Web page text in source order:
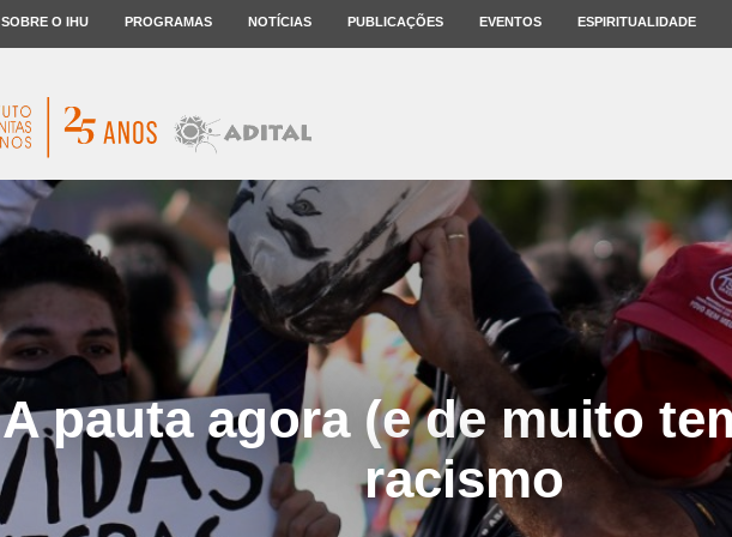
SOBRE O IHU PROGRAMAS NOTÍCIAS PUBLICAÇÕES EVENTOS ESPIRITUALIDADE
A pauta agora (e de muito
racismo